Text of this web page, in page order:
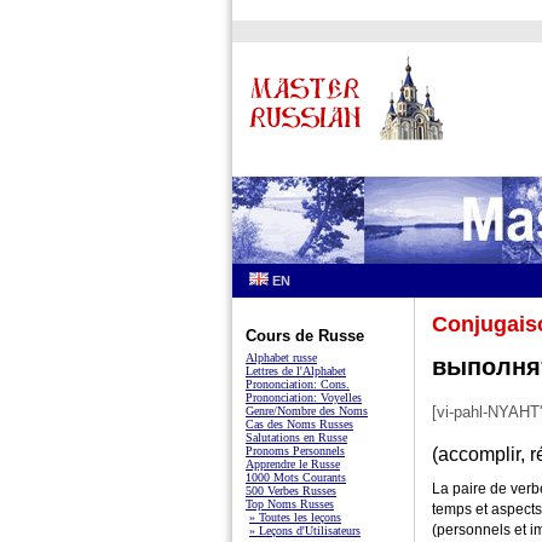
EN
[vi-pahl-
(accomplir,
La paire de
temps et
(personnels et
Cours de Russe
Alphabet russe
Lettres de l'Alphabet
Prononciation: Cons.
Prononciation: Voyelles
Genre/Nombre des Noms
Cas des Noms Russes
Salutations en Russe
Pronoms Personnels
Apprendre le Russe
1000 Mots Courants
500 Verbes Russes
Top Noms Russes
» Toutes les leçons
» Leçons d'Utilisateurs